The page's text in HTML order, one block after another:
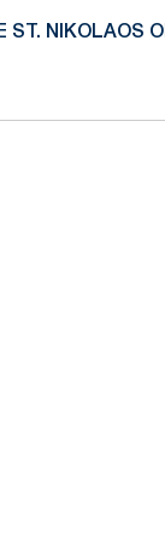
ST. NIKOLAOS